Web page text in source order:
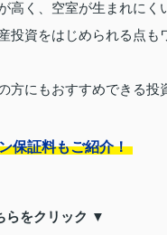
く、空室が生まれにく
投資をはじめられる点も
にもおすすめできる投
保証料もご紹介！
らをクリック ▼